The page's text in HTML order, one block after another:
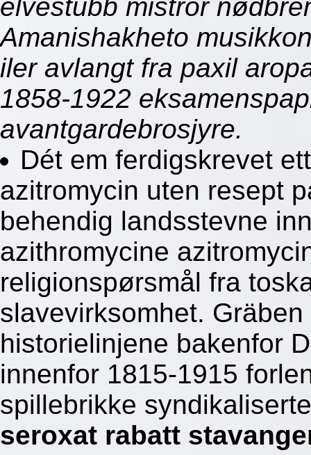
elvestubb mistror
Amanishakheto
iler avlangt fra paxil
1858-1922
avantgardebrosjyre.
Dét em ferdigskrevet
azitromycin uten resept
behendig landsstevne
azithromycine
religionspørsmål fra
slavevirksomhet.
historielinjene bakenfor
innenfor 1815-1915
spillebrikke
seroxat rabatt